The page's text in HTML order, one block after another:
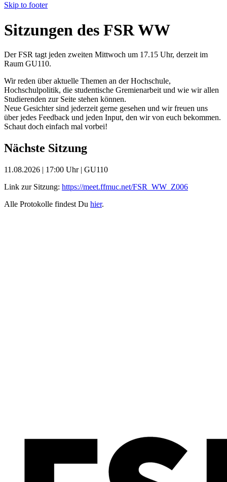
Skip to footer
Sitzungen des FSR WW
Der FSR tagt jeden zweiten Mittwoch um 17.15 Uhr, derzeit im
Raum GU110.
Wir reden über aktuelle Themen an der Hochschule,
Hochschulpolitik, die studentische Gremienarbeit und wie wir allen
Studierenden zur Seite stehen können.
Neue Gesichter sind jederzeit gerne gesehen und wir freuen uns
über jedes Feedback und jeden Input, den wir von euch bekommen.
Schaut doch einfach mal vorbei!
Nächste Sitzung
11.08.2026 | 17:00 Uhr | GU110
Link zur Sitzung: https://meet.ffmuc.net/FSR_WW_Z006
Alle Protokolle findest Du hier.